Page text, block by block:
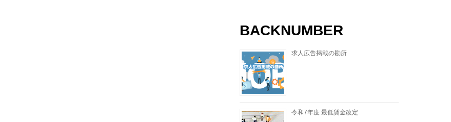
BACKNUMBER
求人広告掲載の勘所
令和7年度 最低賃金改定